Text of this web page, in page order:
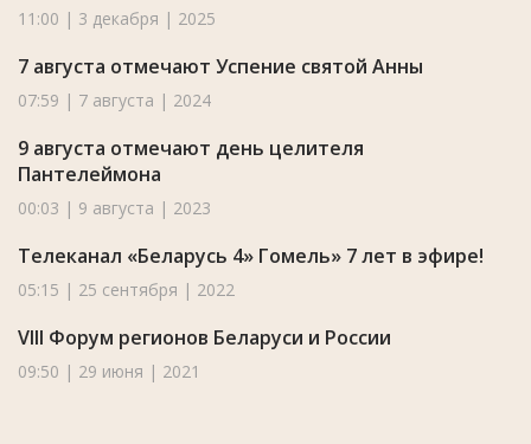
11:00 | 3 декабря | 2025
7 августа отмечают Успение святой Анны
07:59 | 7 августа | 2024
9 августа отмечают день целителя
Пантелеймона
00:03 | 9 августа | 2023
Телеканал «Беларусь 4» Гомель» 7 лет в эфире!
05:15 | 25 сентября | 2022
VIII Форум регионов Беларуси и России
09:50 | 29 июня | 2021